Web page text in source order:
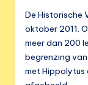
De Historische
oktober 2011.
meer dan 200
begrenzing
met Hippolytus